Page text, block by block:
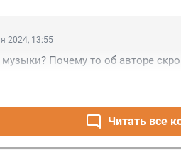
2024, 13:55
Почему то об авторе
Читать все